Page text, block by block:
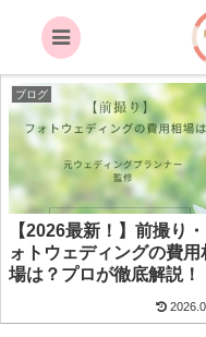
フ
ブログ
【2026最新！】前撮り
ォトウェディングの費用
場は？プロが徹底解説！